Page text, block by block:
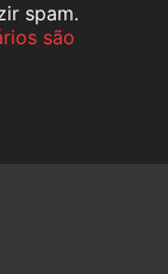
spam.
são